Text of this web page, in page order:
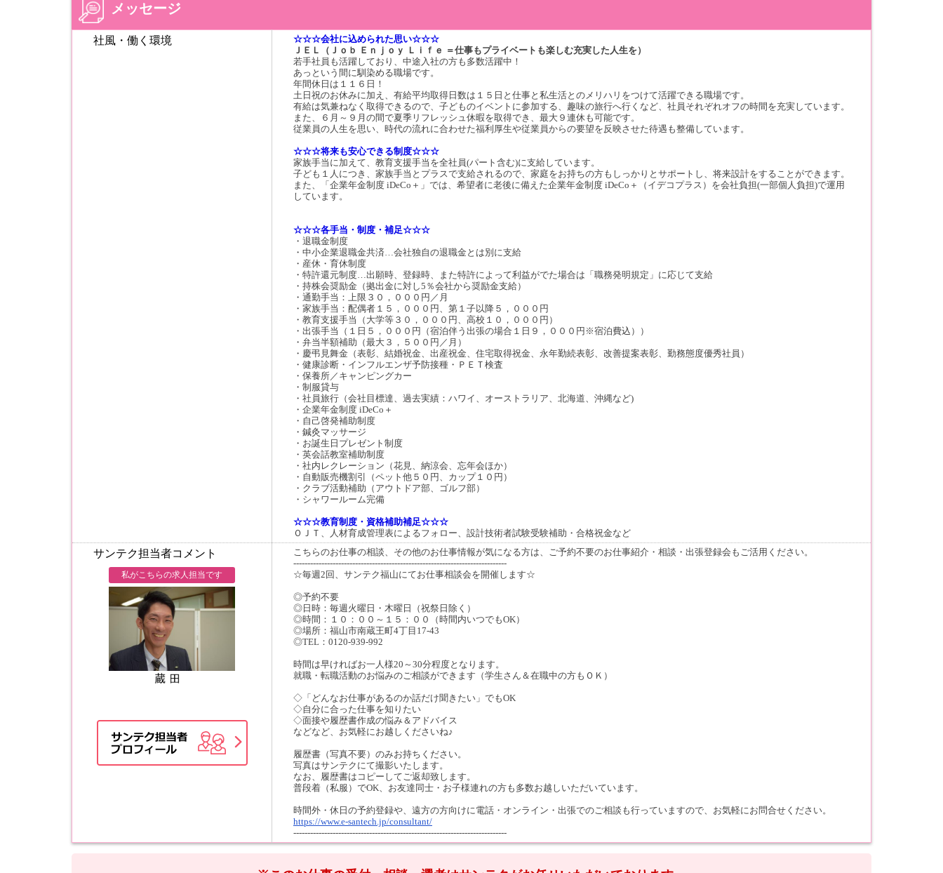
メッセージ
社風・働く環境
☆☆☆会社に込められた思い☆☆☆
ＪＥＬ（Ｊｏｂ Ｅｎｊｏｙ Ｌｉｆｅ ＝仕事もプライベートも楽しむ充実した人生を）
若手社員も活躍しており、中途入社の方も多数活躍中！
あっという間に馴染める職場です。
年間休日は１１６日！
土日祝のお休みに加え、有給平均取得日数は１５日と仕事と私生活とのメリハリをつけて活躍できる職場です。
有給は気兼ねなく取得できるので、子どものイベントに参加する、趣味の旅行へ行くなど、社員それぞれオフの時間を充実しています。
また、６月～９月の間で夏季リフレッシュ休暇を取得でき、最大９連休も可能です。
従業員の人生を思い、時代の流れに合わせた福利厚生や従業員からの要望を反映させた待遇も整備しています。
☆☆☆将来も安心できる制度☆☆☆
家族手当に加えて、教育支援手当を全社員(パート含む)に支給しています。
子ども１人につき、家族手当とプラスで支給されるので、家庭をお持ちの方もしっかりとサポートし、将来設計をすることができます。
また、「企業年金制度 iDeCo＋」では、希望者に老後に備えた企業年金制度 iDeCo＋（イデコプラス）を会社負担(一部個人負担)で運用
しています。
☆☆☆各手当・制度・補足☆☆☆
・退職金制度
・中小企業退職金共済…会社独自の退職金とは別に支給
・産休・育休制度
・特許還元制度…出願時、登録時、また特許によって利益がでた場合は「職務発明規定」に応じて支給
・持株会奨励金（拠出金に対し5％会社から奨励金支給）
・通勤手当：上限３０，０００円／月
・家族手当：配偶者１５，０００円、第１子以降５，０００円
・教育支援手当（大学等３０，０００円、高校１０，０００円）
・出張手当（１日５，０００円（宿泊伴う出張の場合１日９，０００円※宿泊費込））
・弁当半額補助（最大３，５００円／月）
・慶弔見舞金（表彰、結婚祝金、出産祝金、住宅取得祝金、永年勤続表彰、改善提案表彰、勤務態度優秀社員）
・健康診断・インフルエンザ予防接種・ＰＥＴ検査
・保養所／キャンピングカー
・制服貸与
・社員旅行（会社目標達、過去実績：ハワイ、オーストラリア、北海道、沖縄など)
・企業年金制度 iDeCo＋
・自己啓発補助制度
・鍼灸マッサージ
・お誕生日プレゼント制度
・英会話教室補助制度
・社内レクレーション（花見、納涼会、忘年会ほか）
・自動販売機割引（ペット他５０円、カップ１０円）
・クラブ活動補助（アウトドア部、ゴルフ部）
・シャワールーム完備
☆☆☆教育制度・資格補助補足☆☆☆
ＯＪＴ、人材育成管理表によるフォロー、設計技術者試験受験補助・合格祝金など
サンテク担当者コメント
私がこちらの求人担当です
こちらのお仕事の相談、その他のお仕事情報が気になる方は、ご予約不要のお仕事紹介・相談・出張登録会もご活用ください。
----------------------------------------------------------------------------
☆毎週2回、サンテク福山にてお仕事相談会を開催します☆
◎予約不要
◎日時：毎週火曜日・木曜日（祝祭日除く）
◎時間：１０：００～１５：００（時間内いつでもOK）
◎場所：福山市南蔵王町4丁目17-43
◎TEL：0120-939-992
時間は早ければお一人様20～30分程度となります。
就職・転職活動のお悩みのご相談ができます（学生さん＆在職中の方もＯＫ）
◇「どんなお仕事があるのか話だけ聞きたい」でもOK
◇自分に合った仕事を知りたい
◇面接や履歴書作成の悩み＆アドバイス
などなど、お気軽にお越しくださいね♪
履歴書（写真不要）のみお持ちください。
写真はサンテクにて撮影いたします。
なお、履歴書はコピーしてご返却致します。
普段着（私服）でOK、お友達同士・お子様連れの方も多数お越しいただいています。
時間外・休日の予約登録や、遠方の方向けに電話・オンライン・出張でのご相談も行っていますので、お気軽にお問合せください。
https://www.e-santech.jp/consultant/
----------------------------------------------------------------------------